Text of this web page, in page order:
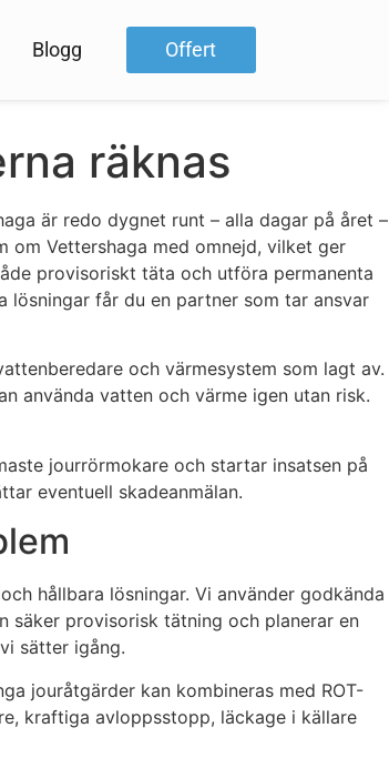
Blogg Offert
räknas
är redo dygnet runt – alla dagar på året –
Vettershaga med omnejd, vilket ger
provisoriskt täta och utföra permanenta
får du en partner som tar ansvar
och värmesystem som lagt av.
använda vatten och värme igen utan risk.
jourrörmokare och startar insatsen på
eventuell skadeanmälan.
hållbara lösningar. Vi använder godkända
säker provisorisk tätning och planerar en
sätter igång.
jouråtgärder kan kombineras med ROT-
kraftiga avloppsstopp, läckage i källare